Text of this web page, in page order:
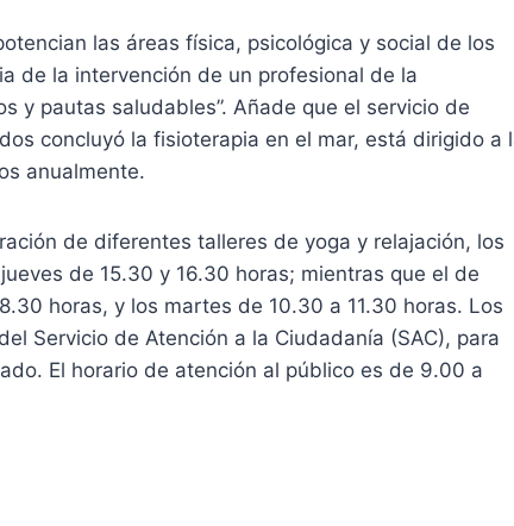
las áreas física, psicológica y social de los
de la intervención de un profesional de la
y pautas saludables”. Añade que el servicio de
concluyó la fisioterapia en el mar, está dirigido a
anualmente.
de diferentes talleres de yoga y relajación, los
de 15.30 y 16.30 horas; mientras que el de
horas, y los martes de 10.30 a 11.30 horas. Los
Servicio de Atención a la Ciudadanía (SAC), para
El horario de atención al público es de 9.00 a